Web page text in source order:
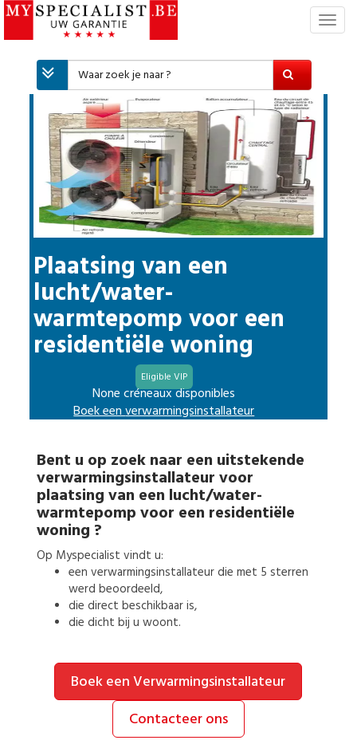
T
l
Plaatsing van een
lucht/water-
warmtepomp voor een
residentiële woning
Eligible VIP
None créneaux disponibles
Boek eenverwarmingsinstallateur
Bent u op zoek naar een uitstekende
verwarmingsinstallateur voor
plaatsing van een lucht/water-
warmtepomp voor een residentiële
woning ?
Op Myspecialist vindt u:
een verwarmingsinstallateurdie met 5 sterren
werd beoordeeld,
die direct beschikbaar is,
die dicht bij u woont.
Boek een Verwarmingsinstallateur
Contacteer ons